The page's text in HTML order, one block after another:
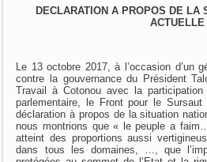
DECLARATION A PROPOS DE LA
ACTUELLE
Le 13 octobre 2017, à l’occasion d’un
contre la gouvernance du Président
Travail à Cotonou avec la
parlementaire, le Front pour le
déclaration à propos de la situation
nous montrions que « le peuple a
atteint des proportions aussi
dans tous les domaines, …, que